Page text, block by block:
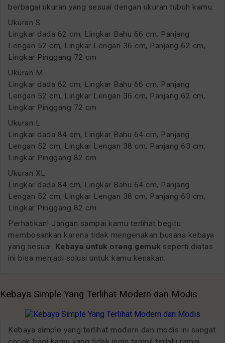
berbagai ukuran yang sesuai dengan ukuran tubuh kamu.
Ukuran S
Lingkar dada 62 cm, Lingkar Bahu 66 cm, Panjang
Lengan 52 cm, Lingkar Lengan 36 cm, Panjang 62 cm,
Lingkar Pinggang 72 cm
Ukuran M
Lingkar dada 62 cm, Lingkar Bahu 66 cm, Panjang
Lengan 52 cm, Lingkar Lengan 36 cm, Panjang 62 cm,
Lingkar Pinggang 72 cm
Ukuran L
Lingkar dada 84 cm, Lingkar Bahu 64 cm, Panjang
Lengan 52 cm, Lingkar Lengan 38 cm, Panjang 63 cm,
Lingkar Pinggang 82 cm
Ukuran XL
Lingkar dada 84 cm, Lingkar Bahu 64 cm, Panjang
Lengan 52 cm, Lingkar Lengan 38 cm, Panjang 63 cm,
Lingkar Pinggang 82 cm
Perhatikan! Jangan sampai kamu terlihat begitu
membosankan karena tidak mengenakan busana kebaya
yang sesuai. Kebaya untuk orang gemuk seperti diatas
ini bisa menjadi solusi untuk kamu kenakan.
Kebaya Simple Yang Terlihat Modern dan Modis
Kebaya simple yang terlihat modern dan modis ini sangat